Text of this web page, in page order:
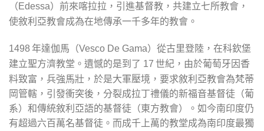
（Edessa）前來喀拉拉，引進基督教，共建立七所教會，
使敘利亞教會成為在地傳承一千多年的教會。
1498 年達伽馬（Vesco De Gama）從古里登陸，在科欽堡
建立聖方濟教堂。遺憾的是到了 17 世紀，由於葡萄牙因香
料致富，兵強馬壯，於是大軍壓境，要求敘利亞教會為梵蒂
岡管轄，引發衝突後，分裂成拉丁禮儀的新福音基督徒（葡
系）和傳統敘利亞語的基督徒（東方教會）。如今南印度仍
有超過六百萬名基督徒。而成千上萬的教堂成為南印度最獨